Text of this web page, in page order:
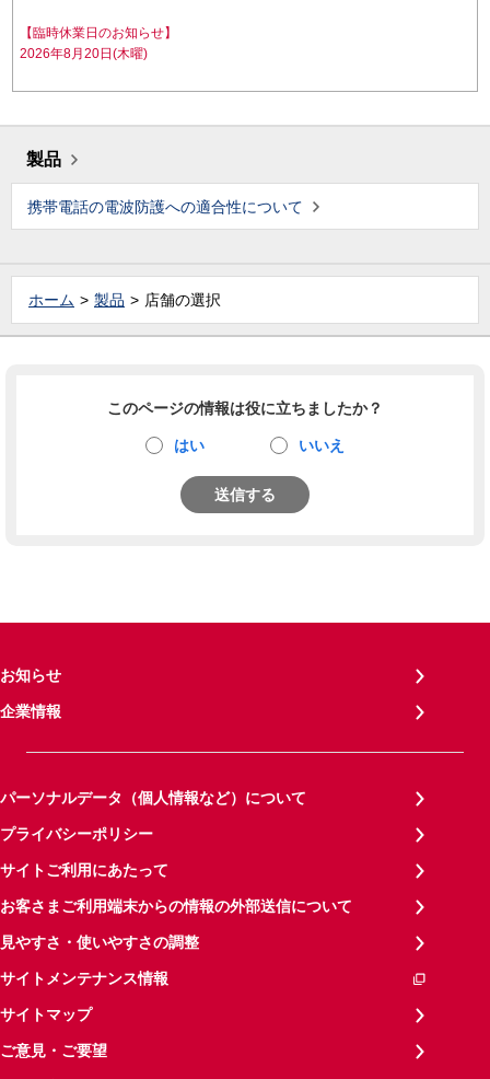
【臨時休業日のお知らせ】
2026年8月20日(木曜)
製品
携帯電話の電波防護への適合性について
ホーム 製品 店舗の選択
このページの情報は役に立ちましたか？
はい いいえ
送信する
お知らせ
企業情報
パーソナルデータ（個人情報など）について
プライバシーポリシー
サイトご利用にあたって
お客さまご利用端末からの情報の外部送信について
見やすさ・使いやすさの調整
サイトメンテナンス情報
サイトマップ
ご意見・ご要望